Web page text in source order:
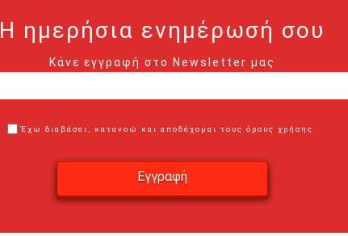
Η ημερήσια ενημέρωσή σου
Κάνε εγγραφή στο Newsletter μας
Έχω διαβάσει, κατανοώ και αποδέχομαι τους όρους χρήσης